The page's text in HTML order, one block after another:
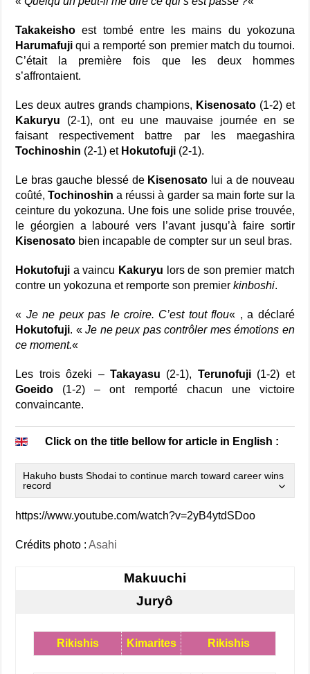
Takakeisho est tombé entre les mains du yokozuna
Harumafuji qui a remporté son premier match du tournoi.
C’était la première fois que les deux hommes
s’affrontaient.
Les deux autres grands champions, Kisenosato(1-2) et
Kakuryu (2-1), ont eu une mauvaise journée en se
faisant respectivement battre par les maegashira
Tochinoshin (2-1) et Hokutofuji (2-1).
Le bras gauche blessé de Kisenosato lui a de nouveau
coûté,Tochinoshin a réussi à garder sa main forte sur la
ceinture du yokozuna. Une fois une solide prise trouvée,
le géorgien a labouré vers l’avant jusqu’à faire sortir
Kisenosato bien incapable de compter sur un seul bras.
Hokutofuji a vaincu Kakuryu lors de son premier match
contre un yokozuna et remporte son premierkinboshi.
« Je ne peux pas le croire. C’est tout flou« , a déclaré
Hokutofuji. «Je ne peux pas contrôler mes émotions en
ce moment.«
Les trois ôzeki – Takayasu (2-1), Terunofuji(1-2) et
Goeido (1-2) – ont remporté chacun une victoire
convaincante.
Click on the title bellow for article in English :
Hakuho busts Shodai to continue march toward career wins
record
https://www.youtube.com/watch?v=2yB4ytdSDoo
Crédits photo :Asahi
Makuuchi
Juryô
Rikishis Kimarites Rikishis